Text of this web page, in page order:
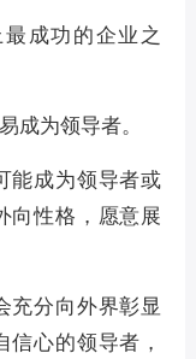
成功的企业之
成为领导者。
能成为领导者或
向性格，愿意展
充分向外界彰显
心的领导者，